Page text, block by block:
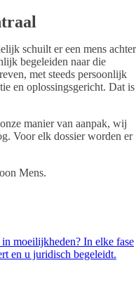
schuilt er een mens achter
begeleiden naar die
met steeds persoonlijk
en oplossingsgericht. Dat is
manier van aanpak, wij
Voor elk dossier worden er
Mens.
moeilijkheden? In elke fase
en u juridisch begeleidt.